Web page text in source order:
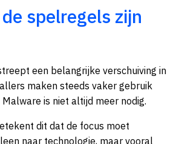
spelregels zijn
een belangrijke verschuiving in
maken steeds vaker gebruik
is niet altijd meer nodig.
dit dat de focus moet
naar technologie, maar vooral